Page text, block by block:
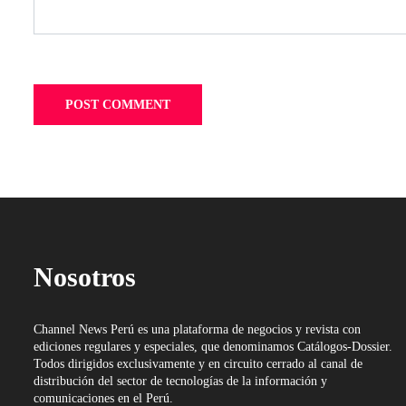
Nosotros
Channel News Perú es una plataforma de negocios y revista con
ediciones regulares y especiales, que denominamos Catálogos-Dossier.
Todos dirigidos exclusivamente y en circuito cerrado al canal de
distribución del sector de tecnologías de la información y
comunicaciones en el Perú.